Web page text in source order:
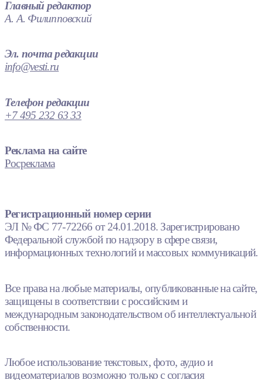
Главный редактор
А. А. Филипповский
Эл. почта редакции
info@vesti.ru
Телефон редакции
+7 495 232 63 33
Реклама на сайте
Росреклама
Регистрационный номер серии
ЭЛ № ФС 77-72266 от 24.01.2018. Зарегистрировано
Федеральной службой по надзору в сфере связи,
информационных технологий и массовых коммуникаций.
Все права на любые материалы, опубликованные на сайте,
защищены в соответствии с российским и
международным законодательством об интеллектуальной
собственности.
Любое использование текстовых, фото, аудио и
видеоматериалов возможно только с согласия